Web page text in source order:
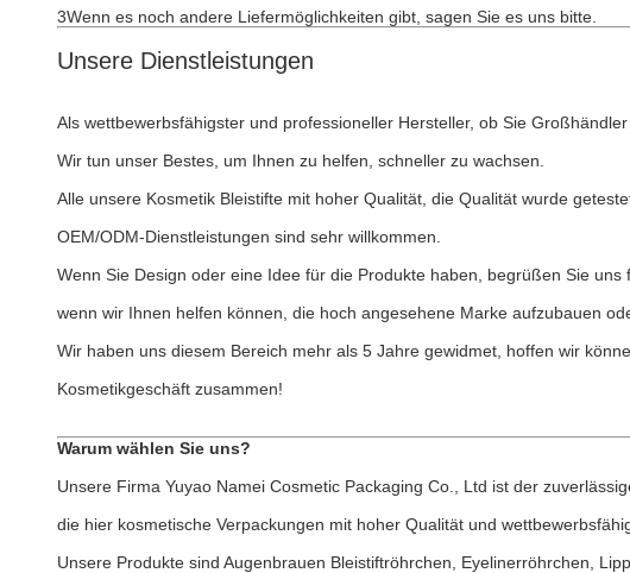
3Wenn es noch andere Liefermöglichkeiten gibt, sagen Sie es uns bitte.
Unsere Dienstleistungen
Als wettbewerbsfähigster und professioneller Hersteller, ob Sie
Wir tun unser Bestes, um Ihnen zu helfen, schneller zu wachsen.
Alle unsere Kosmetik Bleistifte mit hoher Qualität, die Qualität wurde
OEM/ODM-Dienstleistungen sind sehr willkommen.
Wenn Sie Design oder eine Idee für die Produkte haben, begrüßen Sie
wenn wir Ihnen helfen können, die hoch angesehene Marke aufzubauen
Wir haben uns diesem Bereich mehr als 5 Jahre gewidmet, hoffen wir
Kosmetikgeschäft zusammen!
Warum wählen Sie uns?
Unsere Firma Yuyao Namei Cosmetic Packaging Co., Ltd ist der
die hier kosmetische Verpackungen mit hoher Qualität und
Unsere Produkte sind Augenbrauen Bleistiftröhrchen, Eyelinerröhrchen,